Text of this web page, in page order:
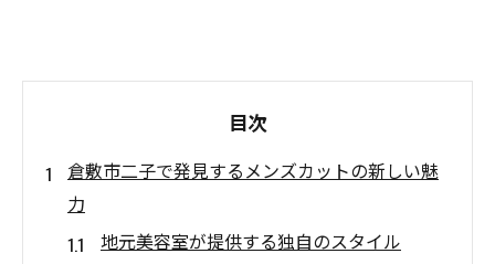
目次
倉敷市二子で発見するメンズカットの新しい魅
力
地元美容室が提供する独自のスタイル